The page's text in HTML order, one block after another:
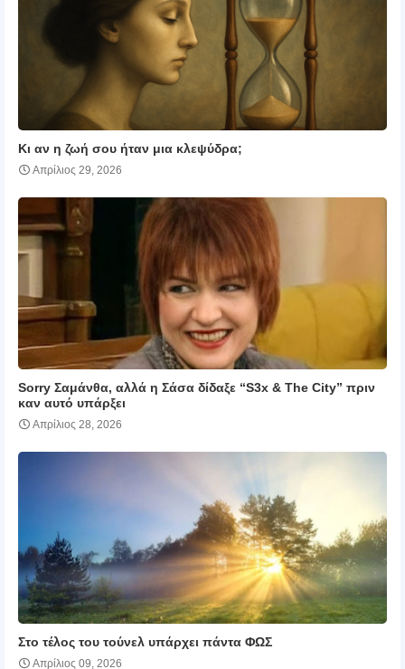
Κι αν η ζωή σου ήταν μια κλεψύδρα;
Απρίλιος 29, 2026
Sorry Σαμάνθα, αλλά η Σάσα δίδαξε “S3x & The City” πριν
καν αυτό υπάρξει
Απρίλιος 28, 2026
Στο τέλος του τούνελ υπάρχει πάντα ΦΩΣ
Απρίλιος 09, 2026